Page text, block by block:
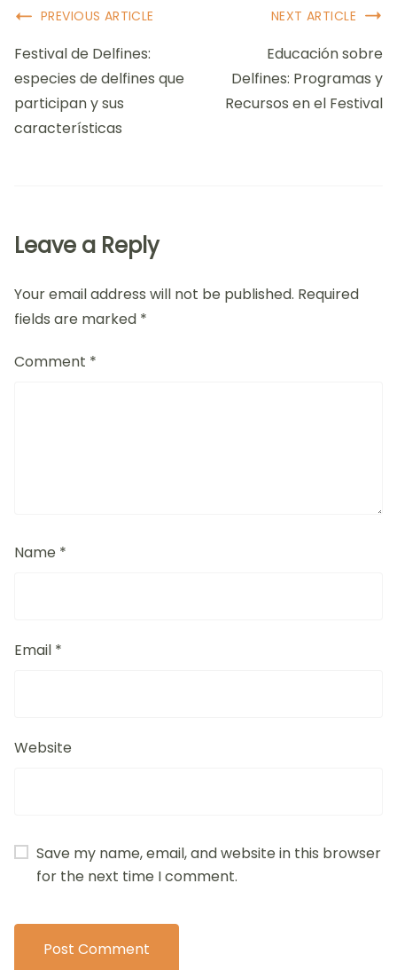
Post
Navigation
PREVIOUS ARTICLE
Festival de Delfines:
especies de delfines que
participan y sus
características
NEXT ARTICLE
Educación sobre
Delfines: Programas y
Recursos en el Festival
Leave a Reply
Your email address will not be published. Required
fields are marked *
Comment *
Name *
Email *
Website
Save my name, email, and website in this browser
for the next time I comment.